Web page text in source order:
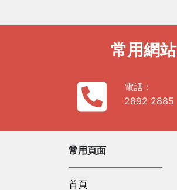
常用網站
電話 :
2892 2885
常用頁面
首頁